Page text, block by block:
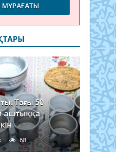
МҰРАҒАТЫ
Тағы 50
аштыққа
68